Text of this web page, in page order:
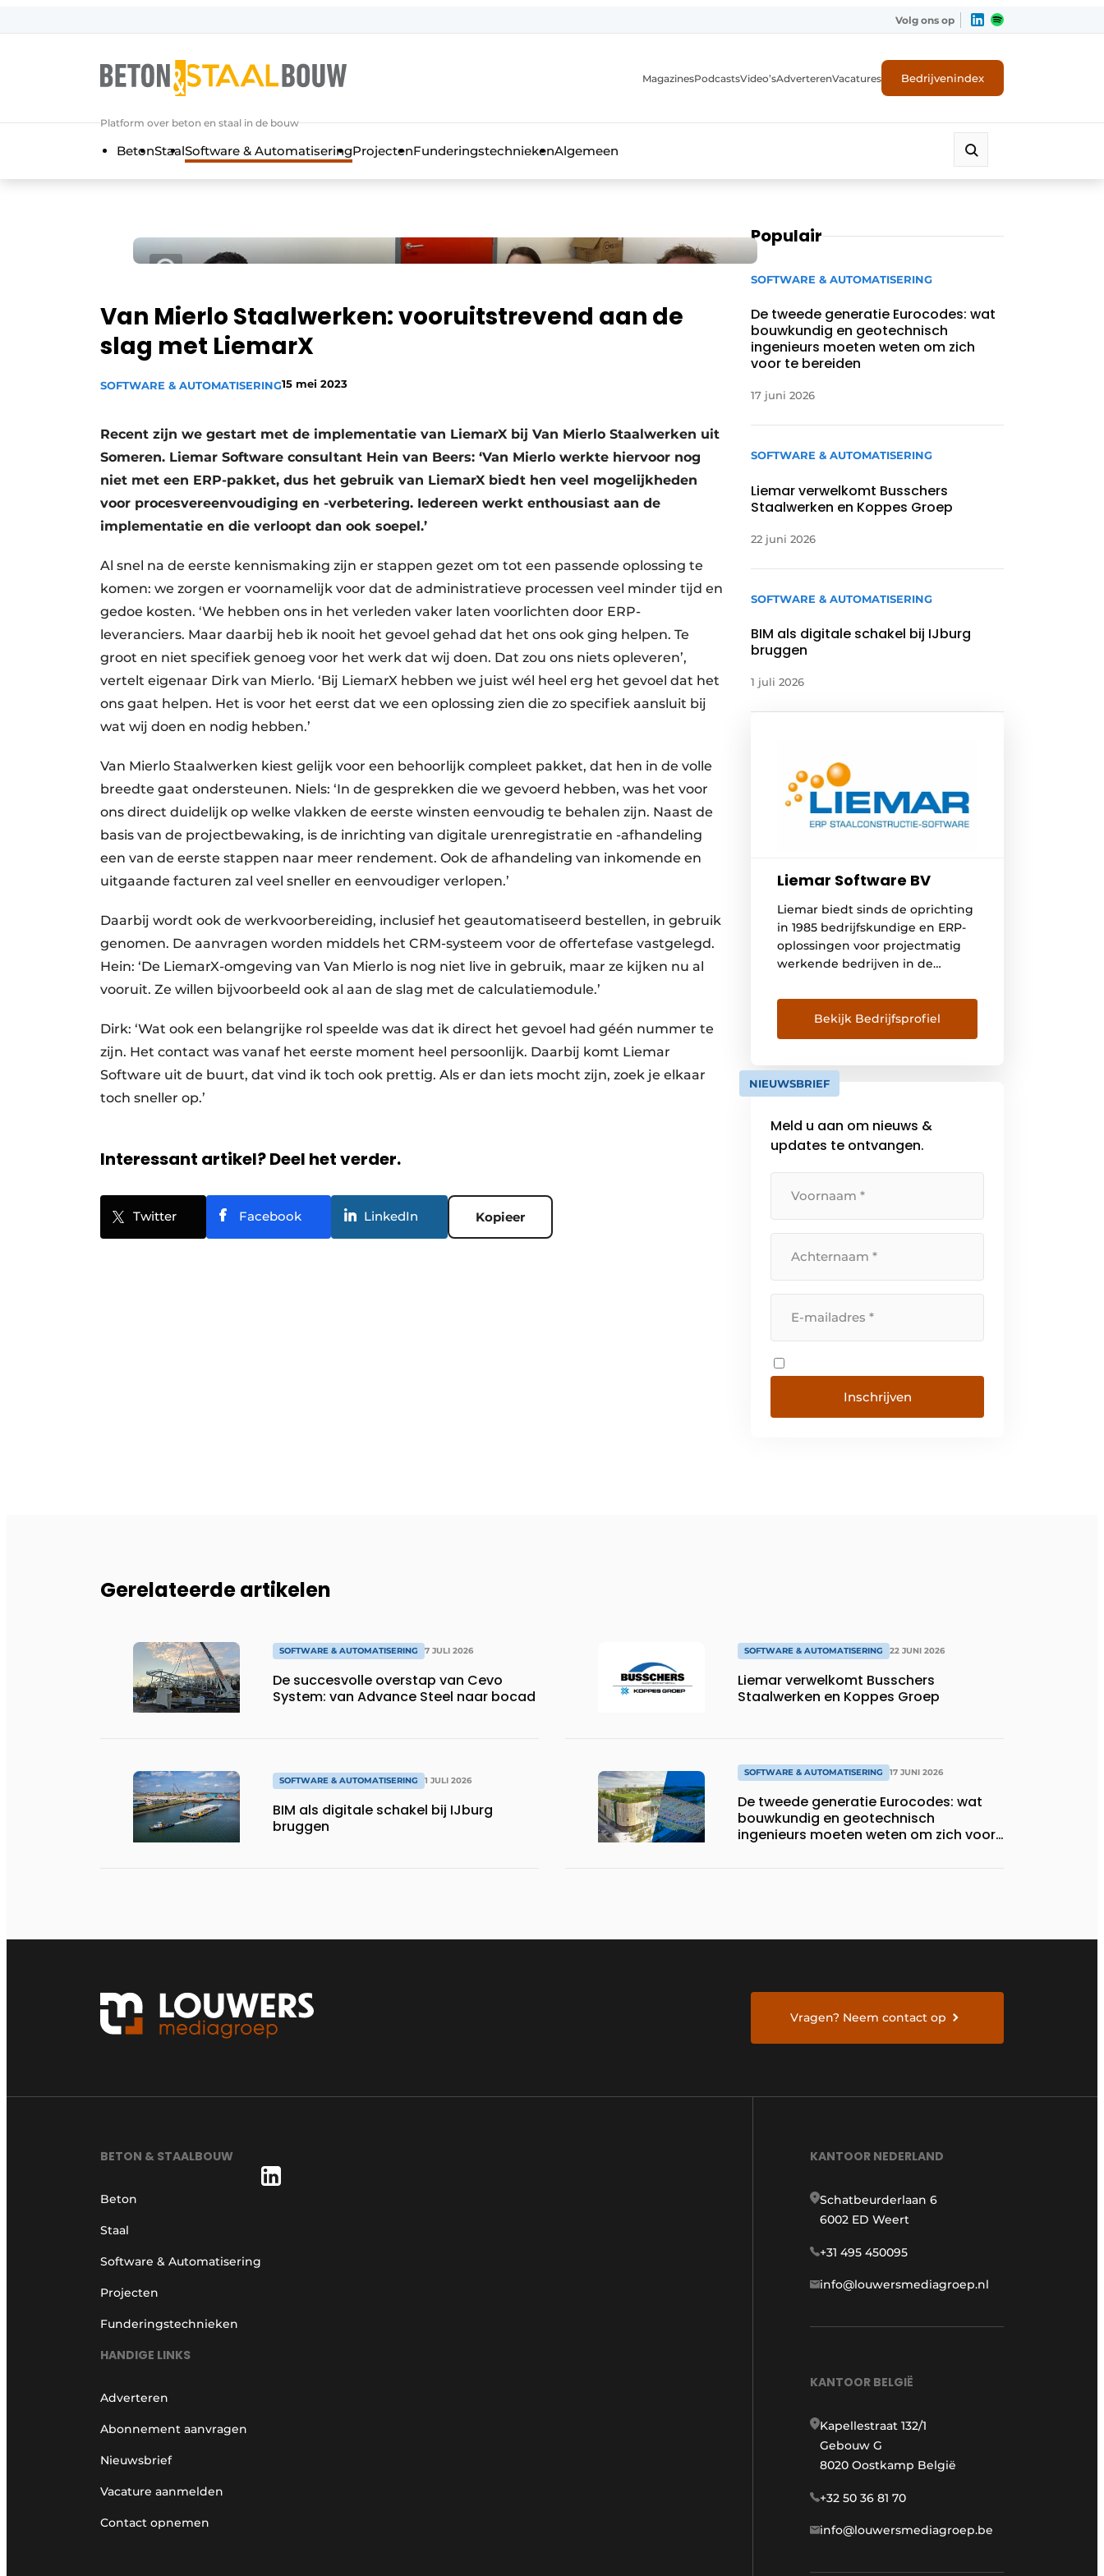
Algemene voorwaarden
Beton & Staalbouw | Ontdek hét vakblad voor de beton- en staalbouwbranche
Evenement aanmelden
Nieuwsbrief
Privacy / Cookie statement
Vacature aanmelden
Volg ons op
Platform over beton en staal in de bouw
MagazinesPodcastsVideo’sAdverterenVacatures Bedrijvenindex
BetonStaalSoftware & AutomatiseringProjectenFunderingstechniekenAlgemeen
Van Mierlo Staalwerken: vooruitstrevend aan de
slag met LiemarX
SOFTWARE & AUTOMATISERING15 mei 2023
Recent zijn we gestart met de implementatie van LiemarX bij Van Mierlo Staalwerken uit
Someren. Liemar Software consultant Hein van Beers: ‘Van Mierlo werkte hiervoor nog
niet met een ERP-pakket, dus het gebruik van LiemarX biedt hen veel mogelijkheden
voor procesvereenvoudiging en -verbetering. Iedereen werkt enthousiast aan de
implementatie en die verloopt dan ook soepel.’
Al snel na de eerste kennismaking zijn er stappen gezet om tot een passende oplossing te
komen: we zorgen er voornamelijk voor dat de administratieve processen veel minder tijd en
gedoe kosten. ‘We hebben ons in het verleden vaker laten voorlichten door ERP-
leveranciers. Maar daarbij heb ik nooit het gevoel gehad dat het ons ook ging helpen. Te
groot en niet specifiek genoeg voor het werk dat wij doen. Dat zou ons niets opleveren’,
vertelt eigenaar Dirk van Mierlo. ‘Bij LiemarX hebben we juist wél heel erg het gevoel dat het
ons gaat helpen. Het is voor het eerst dat we een oplossing zien die zo specifiek aansluit bij
wat wij doen en nodig hebben.’
Van Mierlo Staalwerken kiest gelijk voor een behoorlijk compleet pakket, dat hen in de volle
breedte gaat ondersteunen. Niels: ‘In de gesprekken die we gevoerd hebben, was het voor
ons direct duidelijk op welke vlakken de eerste winsten eenvoudig te behalen zijn. Naast de
basis van de projectbewaking, is de inrichting van digitale urenregistratie en -afhandeling
een van de eerste stappen naar meer rendement. Ook de afhandeling van inkomende en
uitgaande facturen zal veel sneller en eenvoudiger verlopen.’
Daarbij wordt ook de werkvoorbereiding, inclusief het geautomatiseerd bestellen, in gebruik
genomen. De aanvragen worden middels het CRM-systeem voor de offertefase vastgelegd.
Hein: ‘De LiemarX-omgeving van Van Mierlo is nog niet live in gebruik, maar ze kijken nu al
vooruit. Ze willen bijvoorbeeld ook al aan de slag met de calculatiemodule.’
Dirk: ‘Wat ook een belangrijke rol speelde was dat ik direct het gevoel had géén nummer te
zijn. Het contact was vanaf het eerste moment heel persoonlijk. Daarbij komt Liemar
Software uit de buurt, dat vind ik toch ook prettig. Als er dan iets mocht zijn, zoek je elkaar
toch sneller op.’
Interessant artikel? Deel het verder.
Twitter Facebook LinkedIn Kopieer
Populair
SOFTWARE & AUTOMATISERING
De tweede generatie Eurocodes: wat
bouwkundig en geotechnisch
ingenieurs moeten weten om zich
voor te bereiden
17 juni 2026
SOFTWARE & AUTOMATISERING
Liemar verwelkomt Busschers
Staalwerken en Koppes Groep
22 juni 2026
SOFTWARE & AUTOMATISERING
BIM als digitale schakel bij IJburg
bruggen
1 juli 2026
Liemar Software BV
Liemar biedt sinds de oprichting
in 1985 bedrijfskundige en ERP-
oplossingen voor projectmatig
werkende bedrijven in de
Onze missie is om als partner
jouw bedrijf en processen te
optimaliseren en samen meer
meer rust en rendement, zowel
bij de ondernemer als bij
Rendement […]
Bekijk Bedrijfsprofiel
NIEUWSBRIEF
Meld u aan om nieuws &
updates te ontvangen.
Inschrijven
Gerelateerde artikelen
SOFTWARE & AUTOMATISERING 7 JULI 2026
De succesvolle overstap van Cevo
System: van Advance Steel naar bocad
SOFTWARE & AUTOMATISERING 1 JULI 2026
BIM als digitale schakel bij IJburg
bruggen
SOFTWARE & AUTOMATISERING 22 JUNI 2026
Liemar verwelkomt Busschers
Staalwerken en Koppes Groep
SOFTWARE & AUTOMATISERING 17 JUNI 2026
De tweede generatie Eurocodes: wat
bouwkundig en geotechnisch
ingenieurs moeten weten om zich voor
Vragen? Neem contact op
BETON & STAALBOUW
Beton
Staal
Software & Automatisering
Projecten
Funderingstechnieken
HANDIGE LINKS
Adverteren
Abonnement aanvragen
Nieuwsbrief
Vacature aanmelden
Contact opnemen
KANTOOR NEDERLAND
Schatbeurderlaan 6
6002 ED Weert
+31 495 450095
info@louwersmediagroep.nl
KANTOOR BELGIË
Kapellestraat 132/1
Gebouw G
8020 Oostkamp België
+32 50 36 81 70
info@louwersmediagroep.be